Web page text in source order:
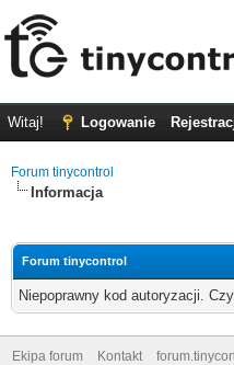
Witaj! Logowanie
Forum tinycontrol
Informacja
Forum tinycontrol
Niepoprawny kod autoryzacji.
Ekipa forum Kontakt